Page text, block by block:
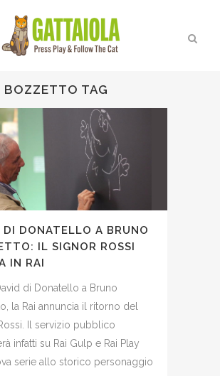
BOZZETTO TAG
DI DONATELLO A BRUNO
IL SIGNOR ROSSI
IN RAI
di Donatello a Bruno
la Rai annuncia il ritorno del
Il servizio pubblico
infatti su Rai Gulp e Rai Play
serie allo storico personaggio